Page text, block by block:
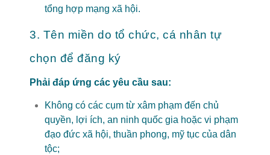
tổng hợp mạng xã hội.
3. Tên miền do tổ chức, cá nhân tự
chọn để đăng ký
Phải đáp ứng các yêu cầu sau:
Không có các cụm từ xâm phạm đến chủ
quyền, lợi ích, an ninh quốc gia hoặc vi phạm
đạo đức xã hội, thuần phong, mỹ tục của dân
tộc;